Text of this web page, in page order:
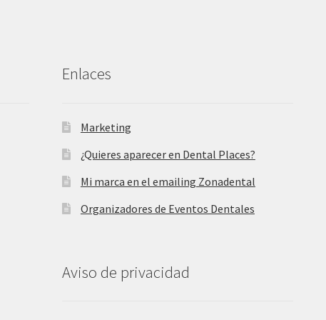
Enlaces
Marketing
¿Quieres aparecer en Dental Places?
Mi marca en el emailing Zonadental
Organizadores de Eventos Dentales
Aviso de privacidad